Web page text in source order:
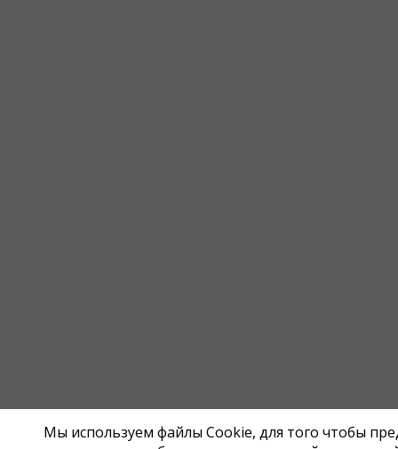
Мы используем файлы Cookie, для того чтобы